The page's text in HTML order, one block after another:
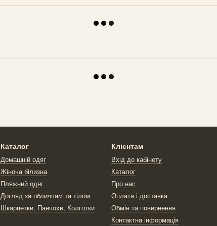
Каталог
Домашній одяг
Жіноча білизна
Пляжний одяг
Догляд за обличчям та тілом
Шкарпетки, Панчохи, Колготки
Клієнтам
Вхід до кабінету
Каталог
Про нас
Оплата і доставка
Обмін та повернення
Контактна інформація